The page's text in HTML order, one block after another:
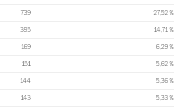
739 27,52 %
395 14,71 %
169 6,29 %
151 5,62 %
144 5,36 %
143 5,33 %